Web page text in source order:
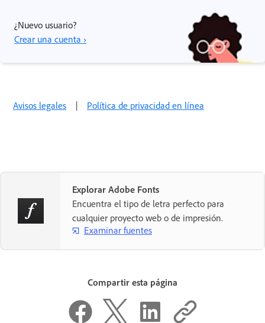
¿Nuevo usuario?
Crear una cuenta ›
Avisos legales | Política de privacidad en línea
Explorar Adobe Fonts
Encuentra el tipo de letra perfecto para
cualquier proyecto web o de impresión.
Examinar fuentes
Compartir esta página